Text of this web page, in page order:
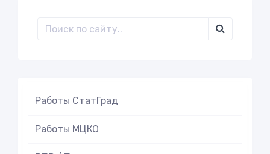
Работы СтатГрад
Работы МЦКО